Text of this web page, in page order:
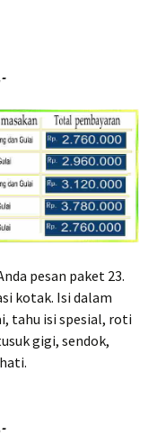
pesan paket 23.
kotak. Isi dalam
tahu isi spesial, roti
gigi, sendok,